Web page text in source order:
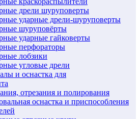
дрели шуруповерты
ударные дрели-шуруповерты
шуруповёрты
ударные гайковерты
перфораторы
лобзики
угловые дрели
и оснастка для
отрезания и полирования
оснастка и приспособления